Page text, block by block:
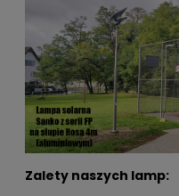
Zalety naszych lamp: